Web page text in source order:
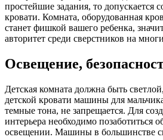
простейшие задания, то допускается
кровати. Комната, оборудованная
станет фишкой вашего ребенка,
авторитет среди сверстников на
Освещение,
Детская комната должна быть
детской кровати машины для
темные тона, не запрещается. Для
интерьера необходимо позаботиться
освещении. Машины в большинстве